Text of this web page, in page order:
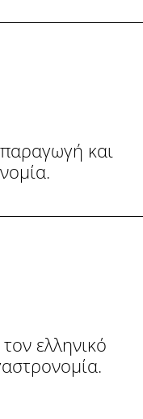
και
ελληνικό